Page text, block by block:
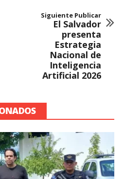
Siguiente Publicar
El Salvador
presenta
Estrategia
Nacional de
Inteligencia
Artificial 2026